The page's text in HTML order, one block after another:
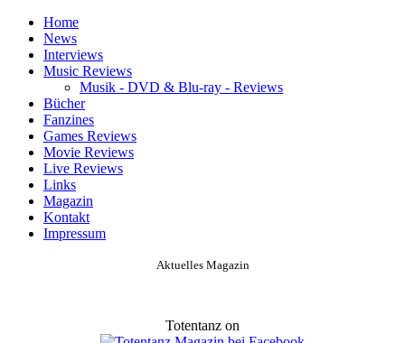
Home
News
Interviews
Music Reviews
Musik - DVD & Blu-ray - Reviews
Bücher
Fanzines
Games Reviews
Movie Reviews
Live Reviews
Links
Magazin
Kontakt
Impressum
Aktuelles Magazin
Totentanz on